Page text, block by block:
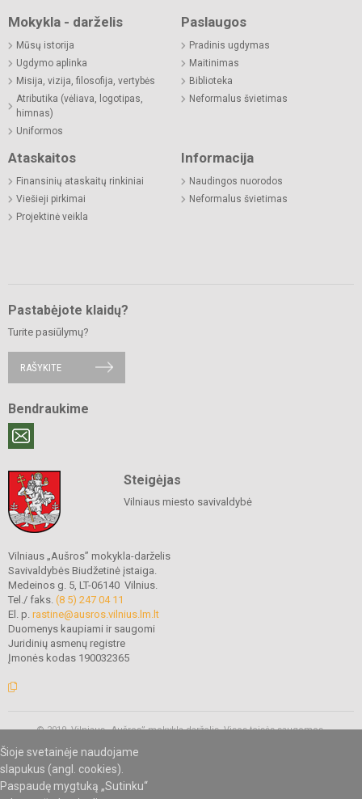
Šioje svetainėje naudojame
slapukus (angl. cookies).
Paspaudę mygtuką „Sutinku“
Mokykla - darželis
Mūsų istorija
Ugdymo aplinka
Misija, vizija, filosofija, vertybės
Atributika (vėliava, logotipas,
himnas)
Uniformos
Paslaugos
Pradinis ugdymas
Maitinimas
Biblioteka
Neformalus švietimas
Ataskaitos
Finansinių ataskaitų rinkiniai
Viešieji pirkimai
Projektinė veikla
Informacija
Naudingos nuorodos
Neformalus švietimas
Pastabėjote klaidų?
Turite pasiūlymų?
RAŠYKITE
Bendraukime
Steigėjas
Vilniaus miesto savivaldybė
Vilniaus „Aušros” mokykla-darželis
Savivaldybės Biudžetinė įstaiga.
Medeinos g. 5, LT-06140 Vilnius.
Tel./ faks. (8 5) 247 04 11
El. p. rastine@ausros.vilnius.lm.lt
Duomenys kaupiami ir saugomi
Juridinių asmenų registre
Įmonės kodas 190032365
© 2019. Vilniaus „Aušros” mokykla-darželis. Visos teisės saugomos.